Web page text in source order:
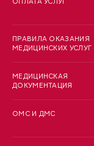
ПРАВИЛА ОКАЗАНИЯ
МЕДИЦИНСКИХ УСЛУГ
МЕДИЦИНСКАЯ
ДОКУМЕНТАЦИЯ
ОМС И ДМС